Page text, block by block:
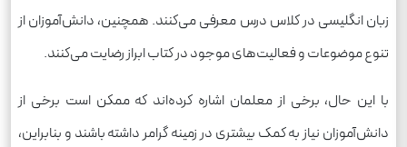
زبان انگلیسی در کلاس درس معرفی می‌کنند. همچنین، دانش‌آموزان از
تنوع موضوعات و فعالیت‌های موجود در کتاب ابراز رضایت می‌کنند.
با این حال، برخی از معلمان اشاره کرده‌اند که ممکن است برخی از
دانش‌آموزان نیاز به کمک بیشتری در زمینه گرامر داشته باشند و بنابراین،